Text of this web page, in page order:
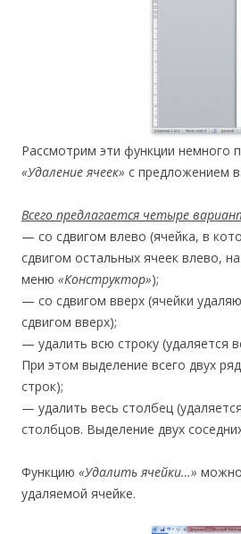
Рассмотрим эти функции
«Удаление ячеек» с предложением
Всего предлагается четыре
— со сдвигом влево (ячейка, в
сдвигом остальных ячеек влево,
меню «Конструктор»);
— со сдвигом вверх (ячейки
сдвигом вверх);
— удалить всю строку (удаляется
При этом выделение всего двух
строк);
— удалить весь столбец
столбцов. Выделение двух
Функцию «Удалить ячейки…» можно
удаляемой ячейке.